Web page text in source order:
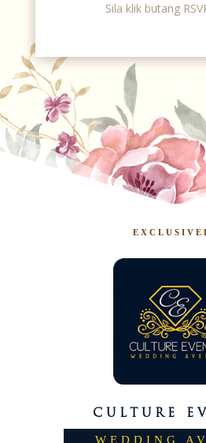
Sila klik butang
CULTURE
WEDDING